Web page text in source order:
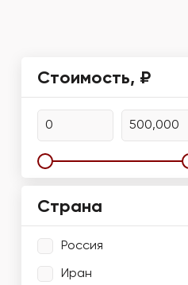
Стоимость, ₽
Страна
Россия
Иран